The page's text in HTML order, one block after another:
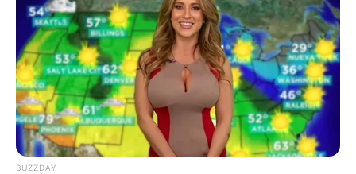
BUZZDAY